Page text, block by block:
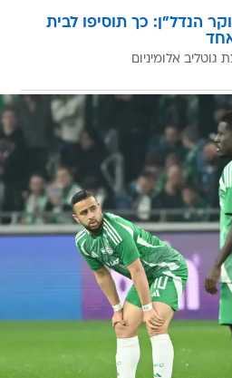
הנדל"ן: כך תוסיפו לבית
גוטליב אלומיניום